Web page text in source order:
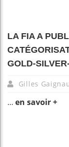
LA FIA A
GOLD-
Gilles
... en savoir +